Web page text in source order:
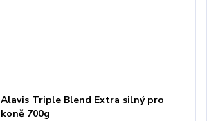
Alavis Triple Blend Extra silný pro
koně 700g